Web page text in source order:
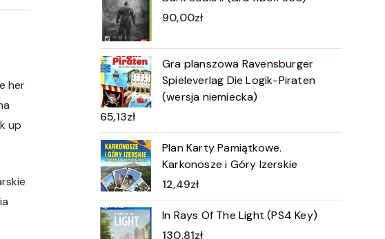
her
up
90,00zł
Gra planszowa Ravensburger
Spieleverlag Die Logik-Piraten
(wersja niemiecka)
65,13zł
Plan Karty Pamiątkowe.
Karkonosze i Góry Izerskie
12,49zł
In Rays Of The Light (PS4 Key)
130,81zł